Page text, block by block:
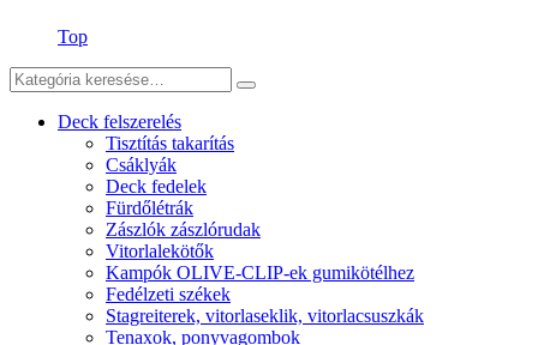
Top
Deck felszerelés
Tisztítás takarítás
Csáklyák
Deck fedelek
Fürdőlétrák
Zászlók zászlórudak
Vitorlalekötők
Kampók OLIVE-CLIP-ek gumikötélhez
Fedélzeti székek
Stagreiterek, vitorlaseklik, vitorlacsuszkák
Tenaxok, ponyvagombok